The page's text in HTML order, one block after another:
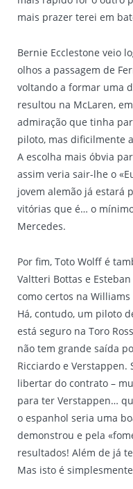
mais prazer terei em
Bernie Ecclestone veio
olhos a passagem de
voltando a formar uma
resultou na McLaren,
admiração que tinha
piloto, mas dificilmente
A escolha mais óbvia
assim veria sair-lhe o
jovem alemão já estará
vitórias que é… o
Mercedes.
Por fim, Toto Wolff é
Valtteri Bottas e
como certos na
Há, contudo, um piloto
está seguro na Toro
não tem grande saída
Ricciardo e Verstappen.
libertar do contrato –
para ter Verstappen…
o espanhol seria uma
demonstrou e pela
resultados! Além de já
Mas isto é